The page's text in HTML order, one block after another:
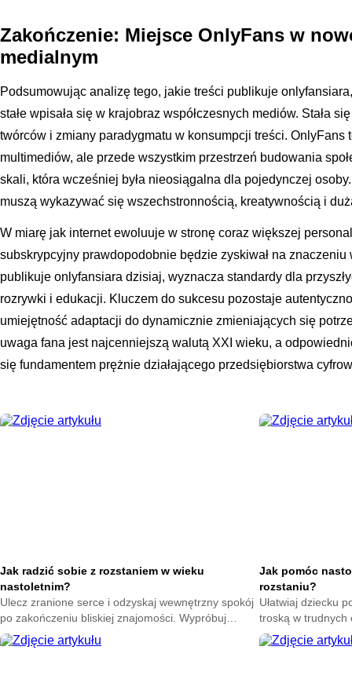
Zakończenie: Miejsce OnlyFans w
medialnym
Podsumowując analizę tego, jakie treści publikuje
stałe wpisała się w krajobraz współczesnych mediów. Stała
twórców i zmiany paradygmatu w konsumpcji treści. OnlyFans
multimediów, ale przede wszystkim przestrzeń budowania
skali, która wcześniej była nieosiągalna dla pojedynczej
muszą wykazywać się wszechstronnością, kreatywnością i
W miarę jak internet ewoluuje w stronę coraz większej
subskrypcyjny prawdopodobnie będzie zyskiwał na
publikuje onlyfansiara dzisiaj, wyznacza standardy dla
rozrywki i edukacji. Kluczem do sukcesu pozostaje
umiejętność adaptacji do dynamicznie zmieniających się
uwaga fana jest najcenniejszą walutą XXI wieku, a
się fundamentem prężnie działającego przedsiębiorstwa
Jak radzić sobie z rozstaniem w wieku
nastoletnim?
Ulecz zranione serce i odzyskaj wewnętrzny spokój
po zakończeniu bliskiej znajomości. Wypróbuj
skuteczne techniki na poprawę nastroju każdego
dnia.
Jak pomóc
rozstaniu?
Ułatwiaj dziecku
troską w trudnych
sposoby na